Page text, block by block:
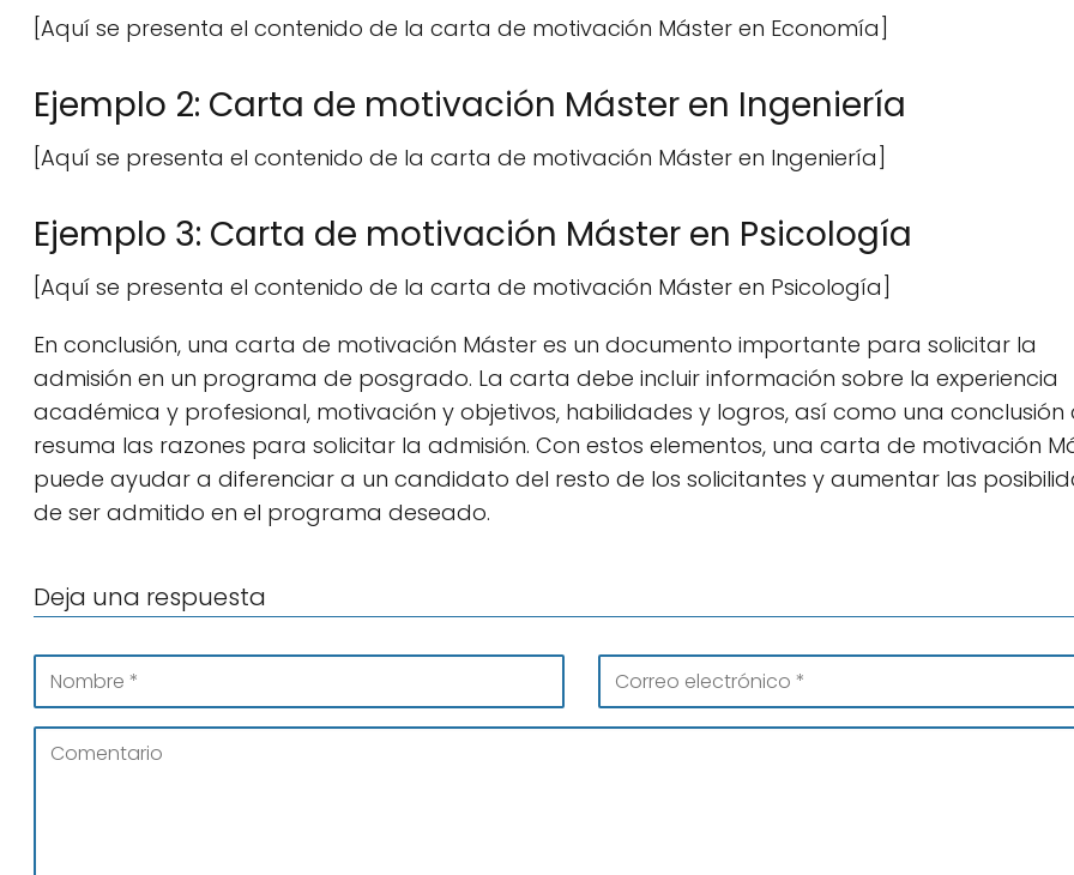
[Aquí se presenta el contenido de la carta de motivación Máster en Economía]
Ejemplo 2: Carta de motivación Máster en Ingeniería
[Aquí se presenta el contenido de la carta de motivación Máster en Ingeniería]
Ejemplo 3: Carta de motivación Máster en Psicología
[Aquí se presenta el contenido de la carta de motivación Máster en Psicología]
En conclusión, una carta de motivación Máster es un documento importante para solicitar la
admisión en un programa de posgrado. La carta debe incluir información sobre la experiencia
académica y profesional, motivación y objetivos, habilidades y logros, así como una conclusión
resuma las razones para solicitar la admisión. Con estos elementos, una carta de motivación
puede ayudar a diferenciar a un candidato del resto de los solicitantes y aumentar las
de ser admitido en el programa deseado.
Deja una respuesta